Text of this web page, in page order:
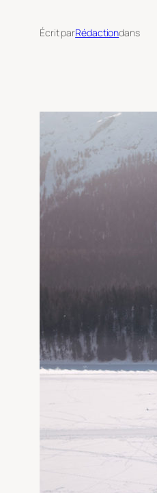
Écrit parRédactiondans